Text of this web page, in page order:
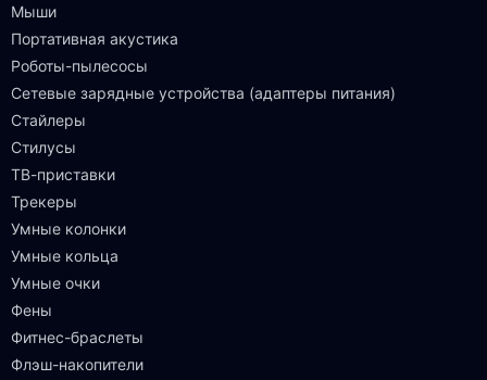
Мыши
Портативная акустика
Роботы-пылесосы
Сетевые зарядные устройства (адаптеры питания)
Стайлеры
Стилусы
ТВ-приставки
Трекеры
Умные колонки
Умные кольца
Умные очки
Фены
Фитнес-браслеты
Флэш-накопители